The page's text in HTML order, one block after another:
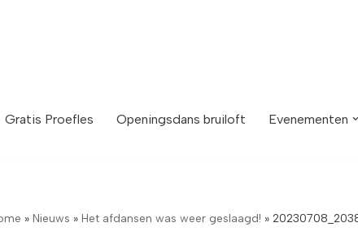
Gratis Proefles Openingsdans bruiloft Evenementen
» Nieuws » Het afdansen was weer geslaagd! »